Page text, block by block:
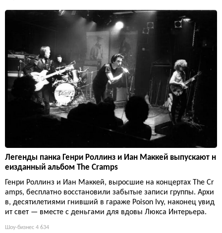
Легенды панка Генри Роллинз и Иан Маккей выпускают н
еизданный альбом The Cramps
Генри Роллинз и Иан Маккей, выросшие на концертах The Cr
amps, бесплатно восстановили забытые записи группы. Архи
в, десятилетиями гнивший в гараже Poison Ivy, наконец увид
ит свет — вместе с деньгами для вдовы Люкса Интерьера.
Шоу-бизнес 4 634